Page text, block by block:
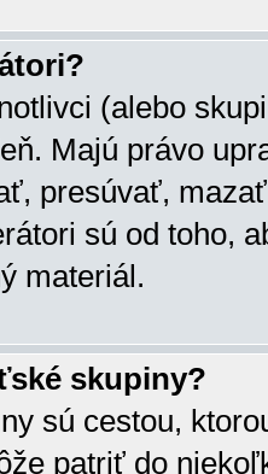
(alebo
Majú právo
presúvať,
sú od toho,
materiál.
skupiny?
sú cestou,
patriť do